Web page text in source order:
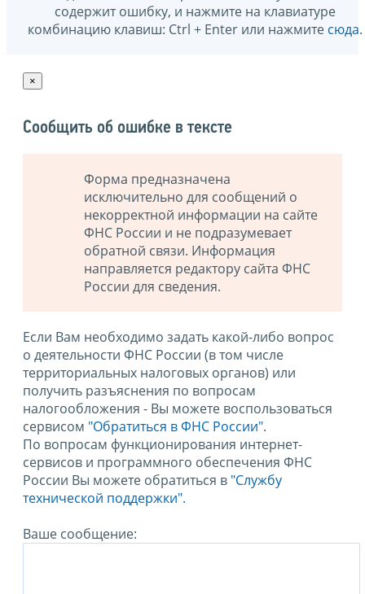
содержит ошибку, и нажмите на клавиатуре
комбинацию клавиш: Ctrl + Enter или нажмите сюда.
×
Сообщить об ошибке в тексте
Форма предназначена
исключительно для сообщений о
некорректной информации на сайте
ФНС России и не подразумевает
обратной связи. Информация
направляется редактору сайта ФНС
России для сведения.
Если Вам необходимо задать какой-либо вопрос
о деятельности ФНС России (в том числе
территориальных налоговых органов) или
получить разъяснения по вопросам
налогообложения - Вы можете воспользоваться
сервисом "Обратиться в ФНС России".
По вопросам функционирования интернет-
сервисов и программного обеспечения ФНС
России Вы можете обратиться в "Службу
технической поддержки".
Ваше сообщение: